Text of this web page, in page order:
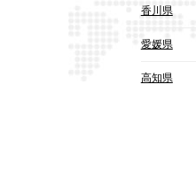
香川県
愛媛県
高知県